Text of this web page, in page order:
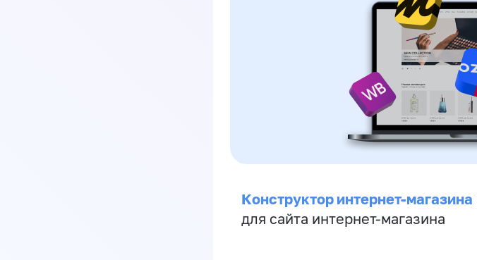
Конструктор интернет-магазина
для сайта интернет-магазина